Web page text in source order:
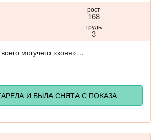
рост
168
грудь
3
могучего «коня»…
И БЫЛА СНЯТА С ПОКАЗА